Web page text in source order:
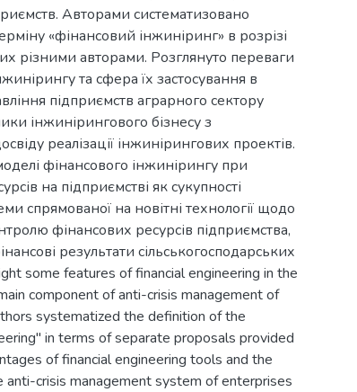
Авторами систематизовано
«фінансовий інжиніринг» в розрізі
різними авторами. Розглянуто переваги
та сфера їх застосування в
підприємств аграрного сектору
інжинірингового бізнесу з
реалізації інжинірингових проектів.
фінансового інжинірингу при
на підприємстві як сукупності
спрямованої на новітні технології щодо
фінансових ресурсів підприємства,
результати сільськогосподарських
some features of financial engineering in the
component of anti-crisis management of
systematized the definition of the
in terms of separate proposals provided
of financial engineering tools and the
anti-crisis management system of enterprises